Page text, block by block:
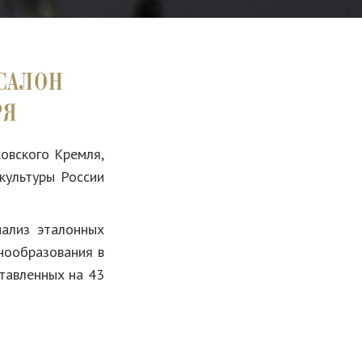
Кремля,
России
эталонных
в
на 43